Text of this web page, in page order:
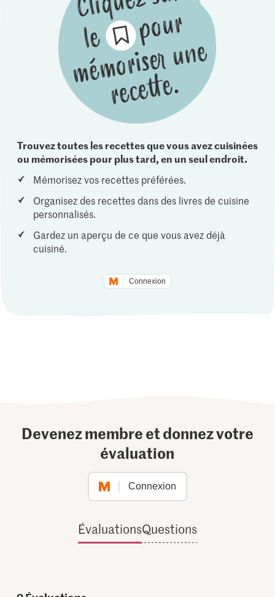
Trouvez toutes les recettes que vous avez cuisinées
ou mémorisées pour plus tard, en un seul endroit.
Mémorisez vos recettes préférées.
Organisez des recettes dans des livres de cuisine
personnalisés.
Gardez un aperçu de ce que vous avez déjà
cuisiné.
Connexion
Devenez membre et donnez votre
évaluation
Connexion
ÉvaluationsQuestions